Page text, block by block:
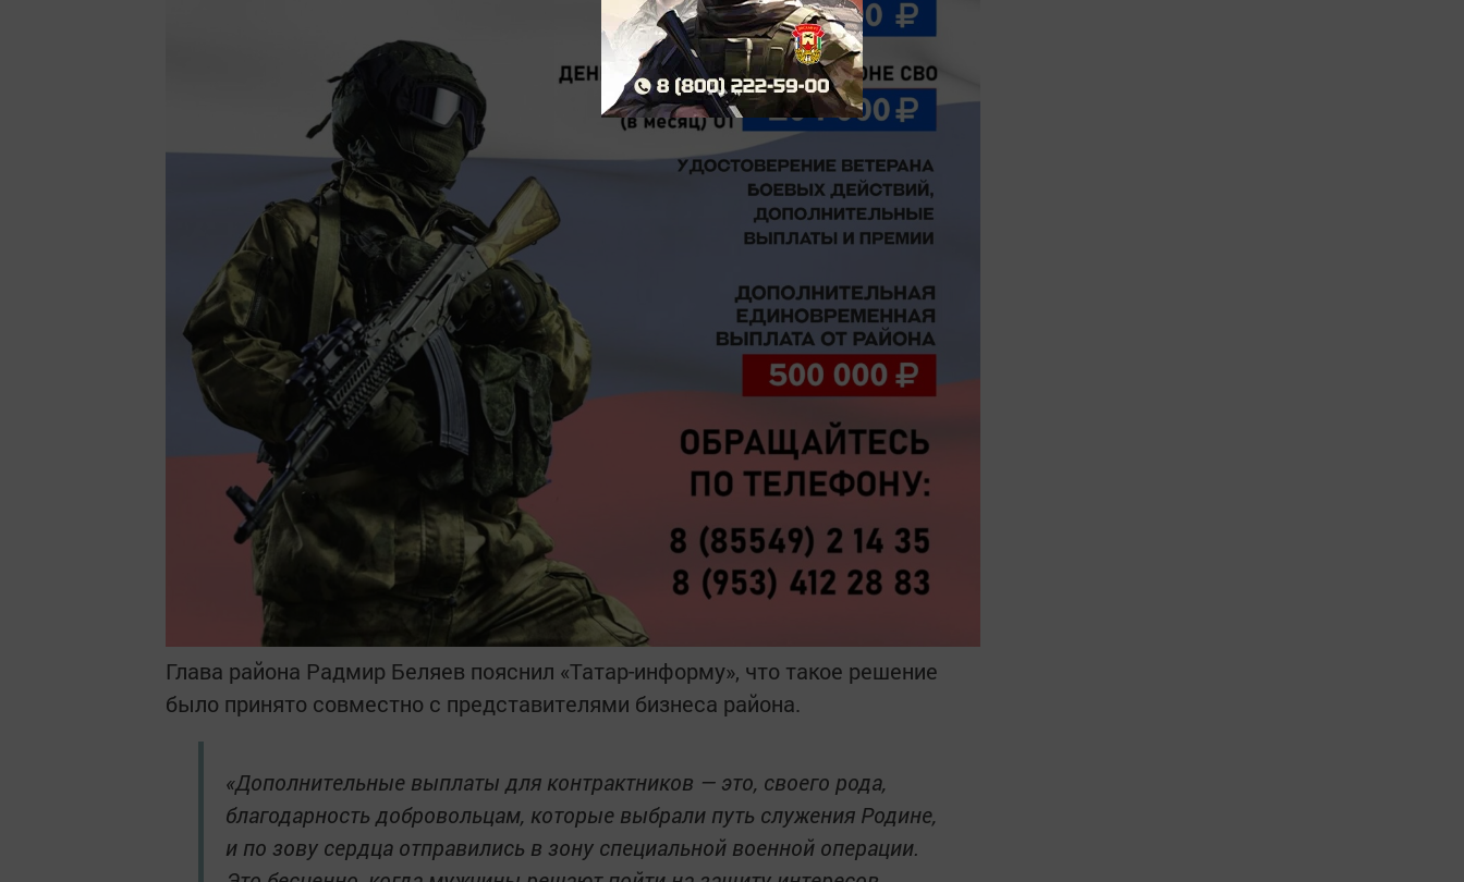
Глава района Радмир Беляев пояснил «Татар-информу», что такое решение
было принято совместно с представителями бизнеса района.
«Дополнительные выплаты для контрактников — это, своего рода,
благодарность добровольцам, которые выбрали путь служения Родине,
и по зову сердца отправились в зону специальной военной операции.